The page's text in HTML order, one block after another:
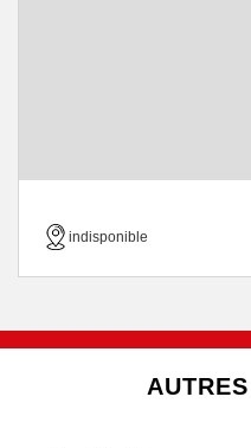
indisponible